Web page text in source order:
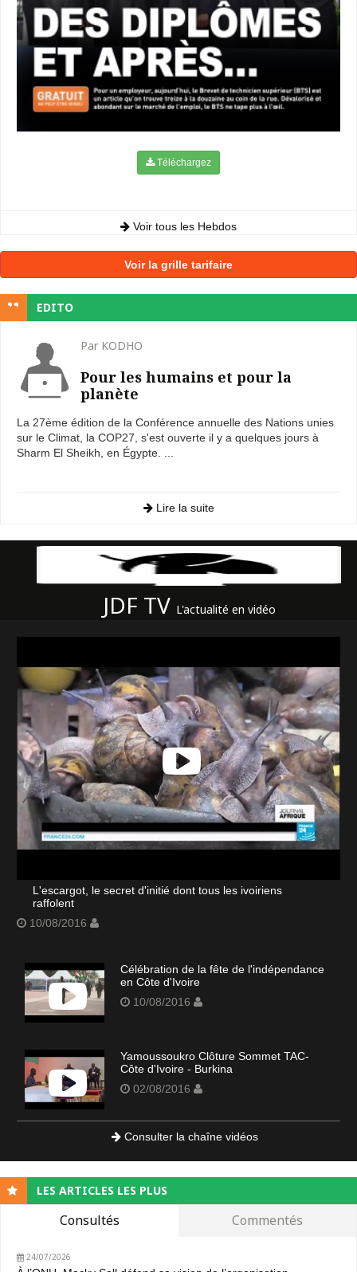
Téléchargez
Voir tous les Hebdos
Voir la grille tarifaire
EDITO
Par KODHO
Pour les humains et pour la
planète
La 27ème édition de la Conférence annuelle des Nations unies
sur le Climat, la COP27, s'est ouverte il y a quelques jours à
Sharm El Sheikh, en Égypte. ...
Lire la suite
JDF TV L'actualité en vidéo
L'escargot, le secret d'initié dont tous les ivoiriens
raffolent
10/08/2016
Célébration de la fête de l'indépendance
en Côte d'Ivoire
10/08/2016
Yamoussoukro Clôture Sommet TAC-
Côte d'Ivoire - Burkina
02/08/2016
Consulter la chaîne vidéos
LES ARTICLES LES PLUS
Consultés Commentés
24/07/2026